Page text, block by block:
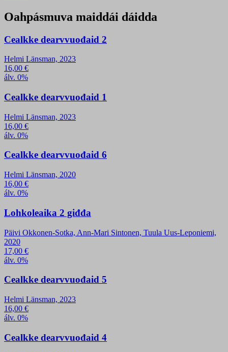
Oahpásmuva maiddái dáidda
Cealkke dearvvuođaid 2
Helmi Länsman, 2023
16,00 €
álv. 0%
Cealkke dearvvuođaid 1
Helmi Länsman, 2023
16,00 €
álv. 0%
Cealkke dearvvuođaid 6
Helmi Länsman, 2020
16,00 €
álv. 0%
Lohkoleaika 2 giđđa
Päivi Okkonen-Sotka, Ann-Mari Sintonen, Tuula Uus-Leponiemi,
2020
17,00 €
álv. 0%
Cealkke dearvvuođaid 5
Helmi Länsman, 2023
16,00 €
álv. 0%
Cealkke dearvvuođaid 4